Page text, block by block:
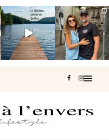
Et si je te disais
qu’il existe un
sentier où tu...
127 37
Montréal, une
très belle
surprise 🇨🇦
452